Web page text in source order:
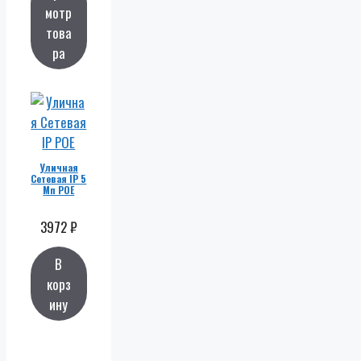
мотр
това
ра
Уличная
Сетевая IP 5
Мп POE
3972₽
В
корз
ину